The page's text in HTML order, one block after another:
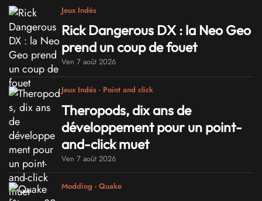
Jeux Indés
Rick Dangerous DX : la Neo Geo
prend un coup de fouet
Ven 7 août 2026
Jeux Indés - Point and click
Theropods, dix ans de
développement pour un point-
and-click muet
Ven 7 août 2026
Modding - Quake